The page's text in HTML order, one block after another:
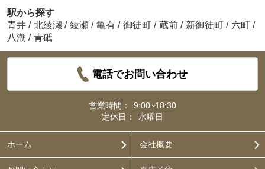
駅から探す
青井 / 北綾瀬 / 綾瀬 / 亀有 / 御徒町 / 蔵前 / 新御徒町 / 六町 /
八潮 / 青砥
電話でお問い合わせ
営業時間：
9:00~18:30
定休日：
水曜日
ホーム 会社概要